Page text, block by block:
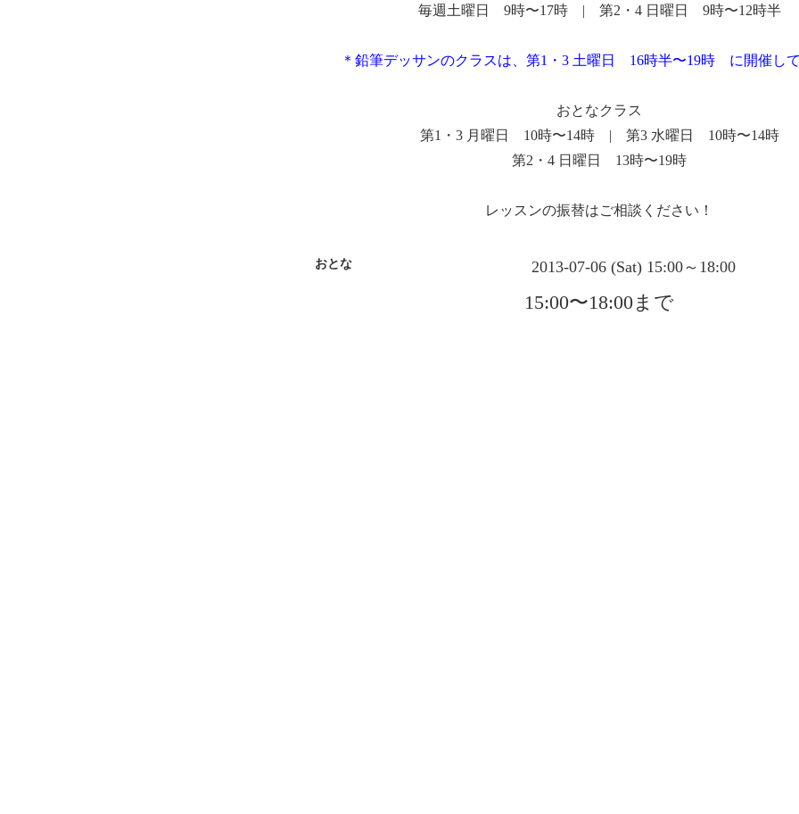
毎週土曜日 9時〜17時 | 第2・4 日曜日 9時〜12時半
＊鉛筆デッサンのクラスは、第1・3 土曜日 16時半〜19時 に開催し
おとなクラス
第1・3 月曜日 10時〜14時 | 第3 水曜日 10時〜14時
第2・4 日曜日 13時〜19時
レッスンの振替はご相談ください！
おとな 2013-07-06 (Sat) 15:00～18:00
15:00〜18:00まで